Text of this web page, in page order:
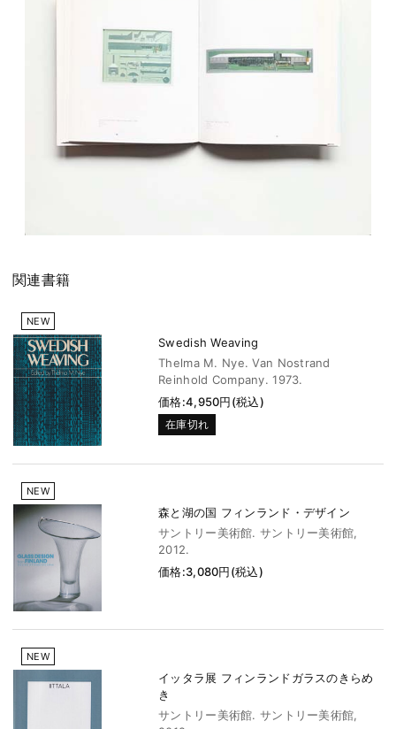
関連書籍
NEW
Swedish Weaving
Thelma M. Nye. Van Nostrand
Reinhold Company. 1973.
価格:4,950円(税込)
在庫切れ
NEW
森と湖の国 フィンランド・デザイン
サントリー美術館. サントリー美術館,
2012.
価格:3,080円(税込)
NEW
イッタラ展 フィンランドガラスのきらめ
き
サントリー美術館. サントリー美術館,